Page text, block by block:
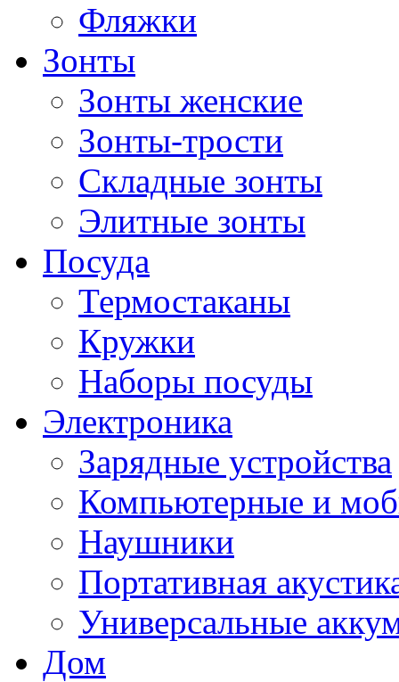
Фляжки
Зонты
Зонты женские
Зонты-трости
Складные зонты
Элитные зонты
Посуда
Термостаканы
Кружки
Наборы посуды
Электроника
Зарядные устройства
Компьютерные и
Наушники
Портативная
Универсальные
Дом